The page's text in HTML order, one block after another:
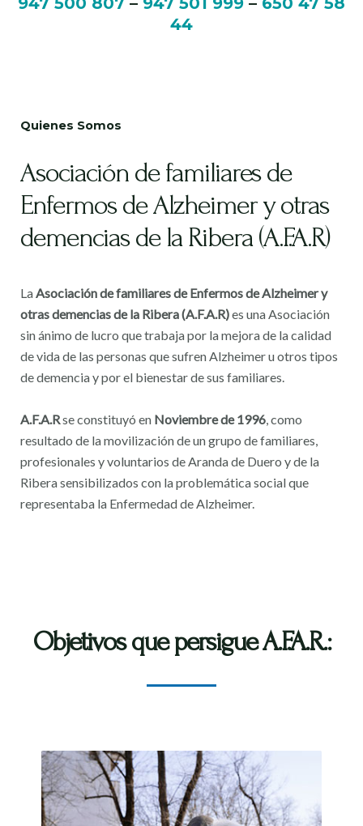
44
Quienes Somos
Asociación de familiares de
Enfermos de Alzheimer y otras
demencias de la Ribera (A.F.A.R)
LaAsociación de familiares de Enfermos de Alzheimer y
otras demencias de la Ribera (A.F.A.R)es una Asociación
sin ánimo de lucro que trabaja por la mejora de la calidad
de vida de las personas que sufren Alzheimer u otros tipos
de demencia y por el bienestar de sus familiares.
A.F.A.Rse constituyó en Noviembre de 1996, como
resultado de la movilización de un grupo de familiares,
profesionales y voluntarios de Aranda de Duero y de la
Ribera sensibilizados con la problemática social que
representaba la Enfermedad de Alzheimer.
Objetivos que persigue A.F.A.R.: